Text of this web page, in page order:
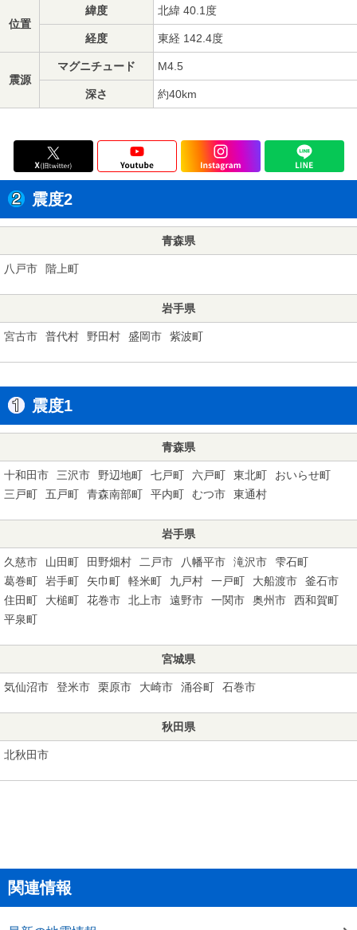
位置
緯度 北緯 40.1度
経度 東経 142.4度
震源
マグニチュード M4.5
深さ 約40km
震度2
青森県
八戸市 階上町
岩手県
宮古市 普代村 野田村 盛岡市 紫波町
震度1
青森県
十和田市 三沢市 野辺地町 七戸町 六戸町 東北町
おいらせ町
三戸町
五戸町 青森南部町 平内町 むつ市 東通村
岩手県
久慈市 山田町 田野畑村 二戸市 八幡平市 滝沢市
雫石町
葛巻町
岩手町 矢巾町 軽米町 九戸村 一戸町 大船渡市
釜石市
住田町
大槌町 花巻市 北上市 遠野市 一関市 奥州市
西和賀町
平泉町
宮城県
気仙沼市 登米市 栗原市 大崎市 涌谷町 石巻市
秋田県
北秋田市
関連情報